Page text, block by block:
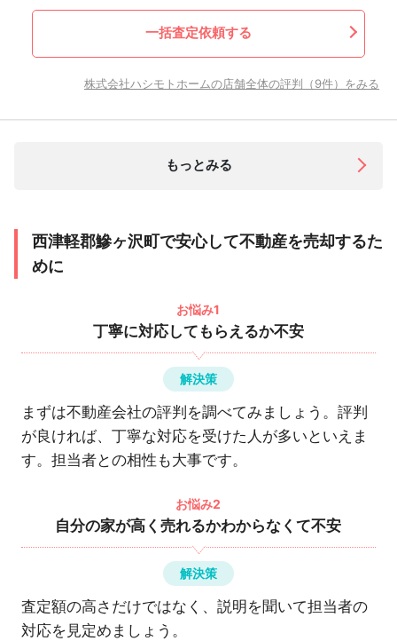
一括査定依頼する
株式会社ハシモトホームの店舗全体の評判（9件）をみる
もっとみる
西津軽郡鰺ヶ沢町で安心して不動産を売却するた
めに
お悩み1
丁寧に対応してもらえるか不安
解決策
まずは不動産会社の評判を調べてみましょう。評判
が良ければ、丁寧な対応を受けた人が多いといえま
す。担当者との相性も大事です。
お悩み2
自分の家が高く売れるかわからなくて不安
解決策
査定額の高さだけではなく、説明を聞いて担当者の
対応を見定めましょう。